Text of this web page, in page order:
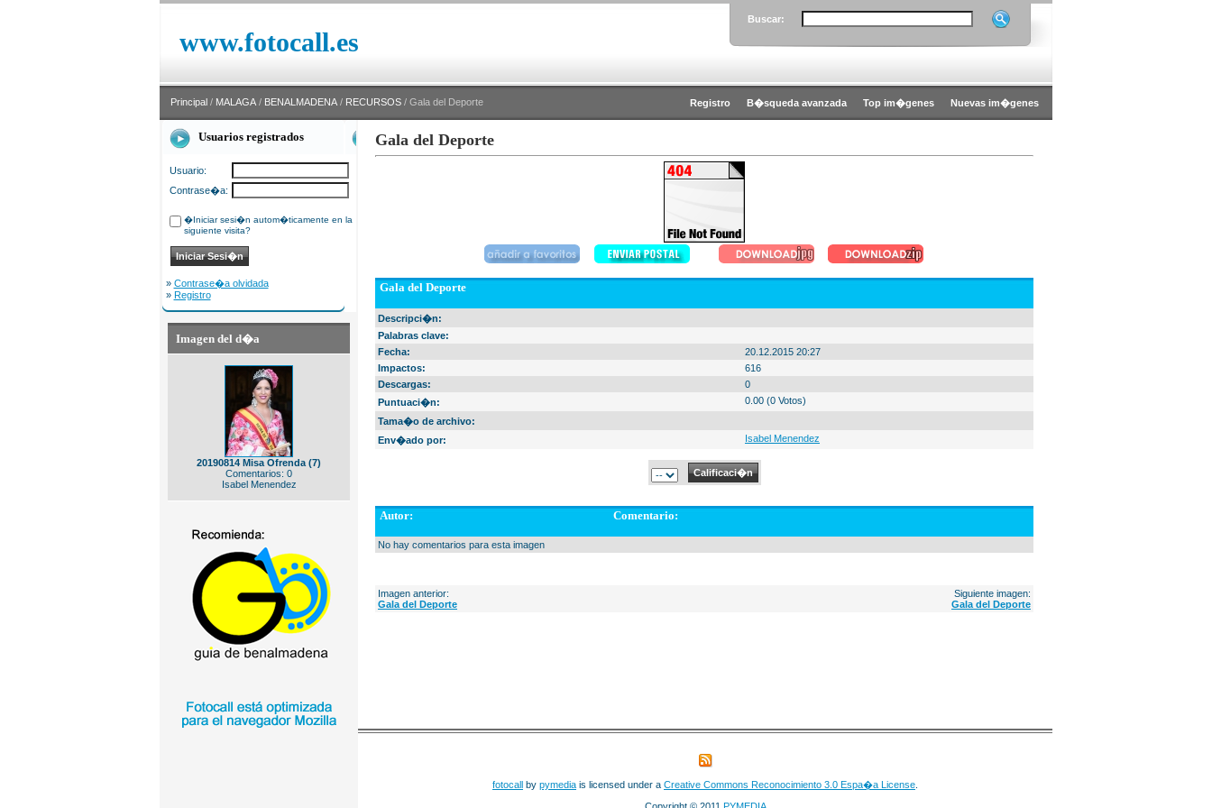
www.fotocall.es
Buscar:
Principal / MALAGA / BENALMADENA / RECURSOS / Gala del Deporte Registro B�squeda avanzada Top im�genes Nuevas im�genes
Usuarios registrados
Usuario:
Contrase�a:
�Iniciar sesi�n autom�ticamente en la
siguiente visita?
» Contrase�a olvidada
» Registro
Imagen del d�a
20190814 Misa Ofrenda (7)
Comentarios: 0
Isabel Menendez
Gala del Deporte
Gala del Deporte
Descripci�n:
Palabras clave:
Fecha:
20.12.2015 20:27
Impactos:
616
Descargas:
0
Puntuaci�n:
0.00 (0 Votos)
Tama�o de archivo:
Env�ado por:
Isabel Menendez
Autor: Comentario:
No hay comentarios para esta imagen
Imagen anterior:
Gala del Deporte
Siguiente imagen:
Gala del Deporte
fotocall by pymedia is licensed under a Creative Commons Reconocimiento 3.0 Espa�a License